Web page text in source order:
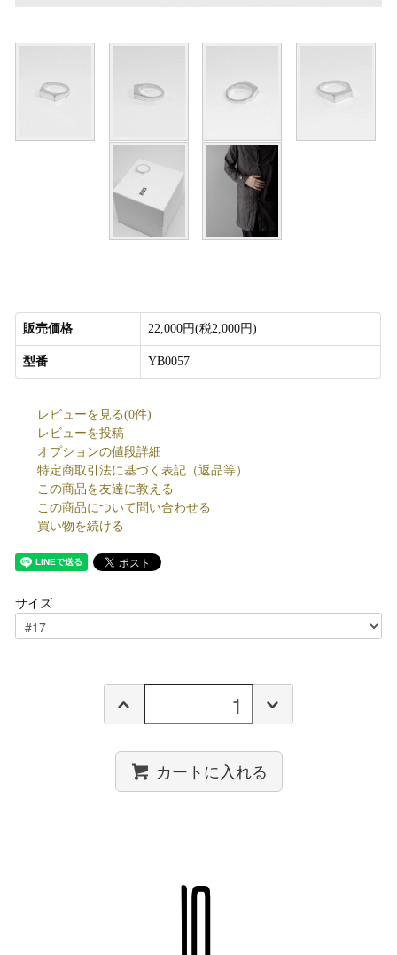
販売価格 22,000円(税2,000円)
型番 YB0057
レビューを見る(0件)
レビューを投稿
オプションの値段詳細
特定商取引法に基づく表記（返品等）
この商品を友達に教える
この商品について問い合わせる
買い物を続ける
サイズ
カートに入れる